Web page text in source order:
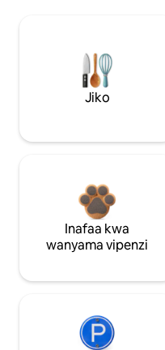
Jiko
Inafaa kwa
wanyama vipenzi